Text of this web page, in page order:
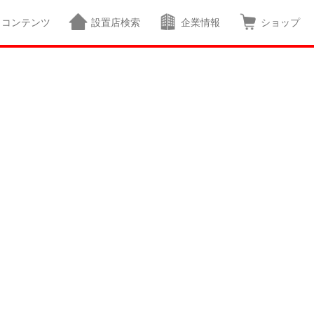
コンテンツ 設置店検索 企業情報 ショップ